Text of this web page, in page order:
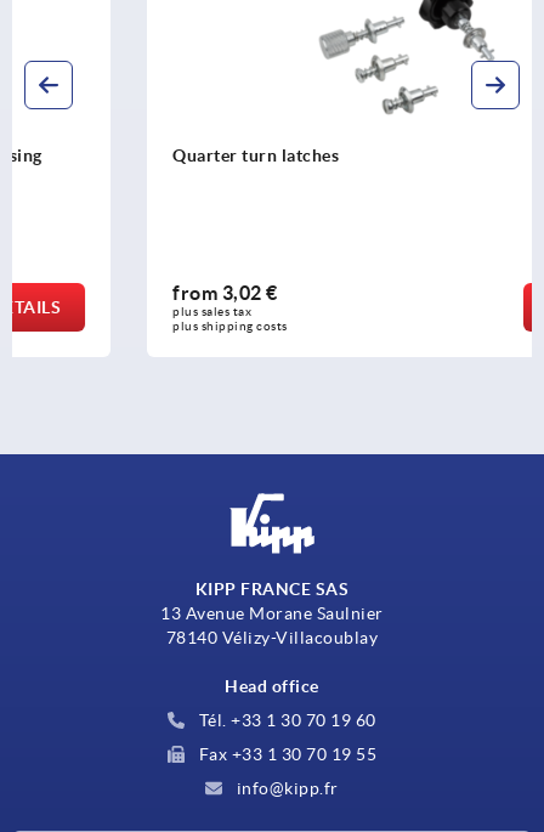
Quarter turn latches
from
plus sales tax
plus shipping costs
KIPP FRANCE SAS
13 Avenue Morane Saulnier
78140 Vélizy-Villacoublay
Head office
Tél. +33 1 30 70 19 60
Fax +33 1 30 70 19 55
info@kipp.fr